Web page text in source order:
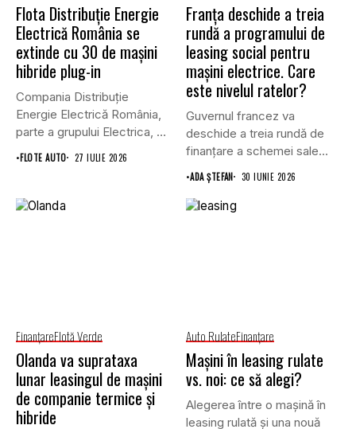
Flota Distribuție Energie
Electrică România se
extinde cu 30 de mașini
hibride plug-in
Compania Distribuție
Energie Electrică România,
parte a grupului Electrica, va
achiziționa, prin...
•FLOTE AUTO 27 IULIE 2026
Franța deschide a treia
rundă a programului de
leasing social pentru
mașini electrice. Care
este nivelul ratelor?
Guvernul francez va
deschide a treia rundă de
finanțare a schemei sale...
•ADA ȘTEFAN 30 IUNIE 2026
FinanţareFlotă Verde
Olanda va suprataxa
lunar leasingul de mașini
de companie termice și
hibride
Auto RulateFinanţare
Mașini în leasing rulate
vs. noi: ce să alegi?
Alegerea între o mașină în
leasing rulată și una nouă